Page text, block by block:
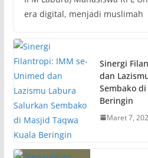
era digital, menjadi muslimah
Sinergi
dan
Sembako
Beringin
Maret 7,